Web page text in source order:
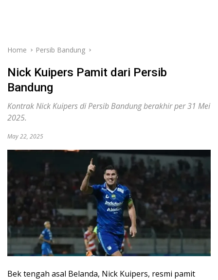
Home Persib Bandung
Nick Kuipers Pamit dari Persib
Bandung
Kontrak Nick Kuipers di Persib Bandung berakhir per 31 Mei
2025.
May 22, 2025
Bek tengah asal Belanda, Nick Kuipers, resmi pamit